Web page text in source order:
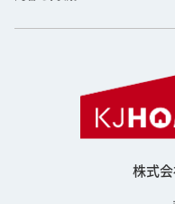
株式